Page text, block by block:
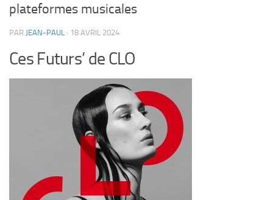
plateformes musicales
PAR JEAN-PAUL · 18 AVRIL 2024
Ces Futurs’ de CLO